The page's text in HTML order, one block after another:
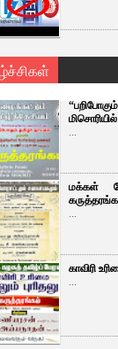
...
மக்கள்
...
காவிரி
...